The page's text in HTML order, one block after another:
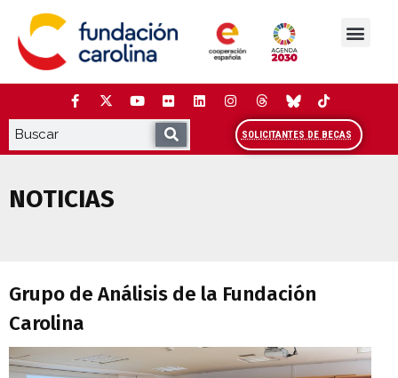
contenido
SOLICITANTES DE BECAS
NOTICIAS
Grupo de Análisis de la Fundación
Carolina